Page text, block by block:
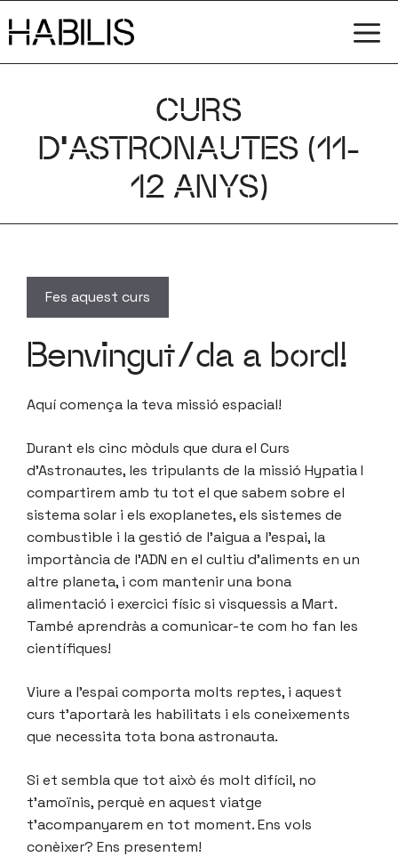
al
CURS
D’ASTRONAUTES (11-
12 ANYS)
Benvingut/da a bord!
Aquí comença la teva missió espacial!
Durant els cinc mòduls que dura el Curs
d’Astronautes, les tripulants de la missió Hypatia I
compartirem amb tu tot el que sabem sobre el
sistema solar i els exoplanetes, els sistemes de
combustible i la gestió de l’aigua a l’espai, la
importància de l’ADN en el cultiu d’aliments en un
altre planeta, i com mantenir una bona
alimentació i exercici físic si visquessis a Mart.
També aprendràs a comunicar-te com ho fan les
científiques!
Viure a l’espai comporta molts reptes, i aquest
curs t’aportarà les habilitats i els coneixements
que necessita tota bona astronauta.
Si et sembla que tot això és molt difícil, no
t’amoïnis, perquè en aquest viatge
t’acompanyarem en tot moment. Ens vols
conèixer? Ens presentem!